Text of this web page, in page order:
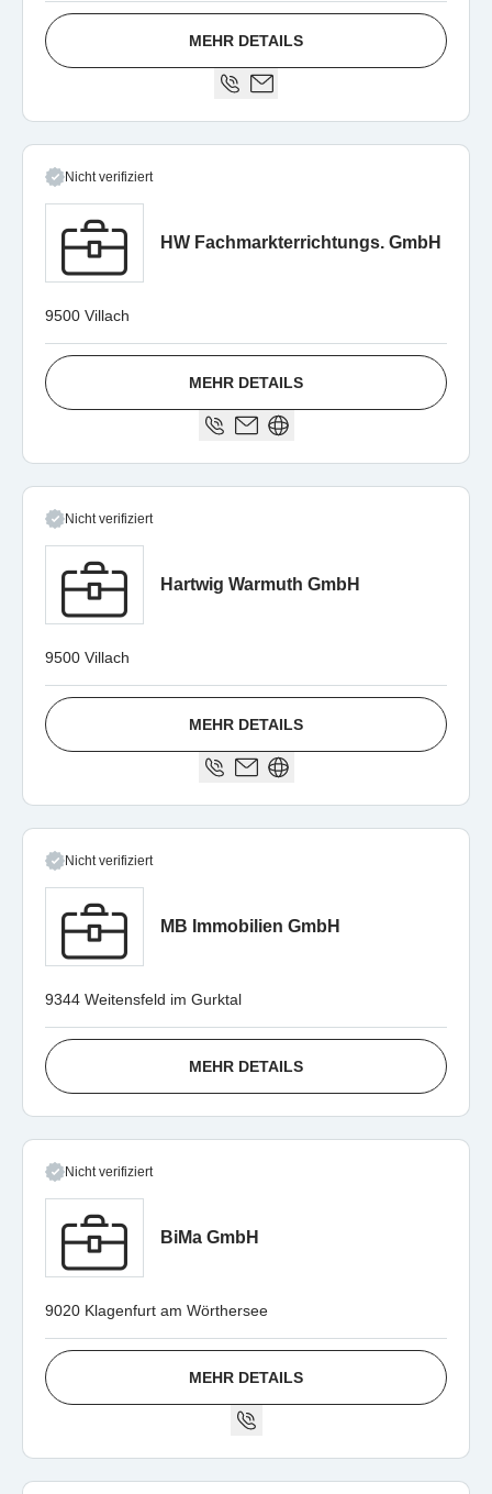
MEHR DETAILS
Nicht verifiziert
HW Fachmarkterrichtungs. GmbH
9500 Villach
MEHR DETAILS
Nicht verifiziert
Hartwig Warmuth GmbH
9500 Villach
MEHR DETAILS
Nicht verifiziert
MB Immobilien GmbH
9344 Weitensfeld im Gurktal
MEHR DETAILS
Nicht verifiziert
BiMa GmbH
9020 Klagenfurt am Wörthersee
MEHR DETAILS